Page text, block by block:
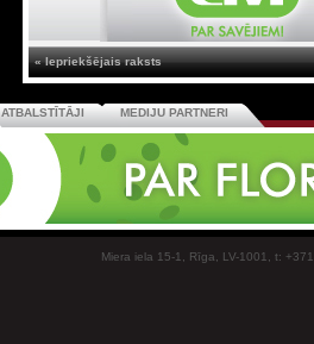
« Iepriekšējais raksts
ATBALSTĪTĀJI MEDIJU PARTNERI
Miera iela 15-1, Rīga, LV-1001, t: